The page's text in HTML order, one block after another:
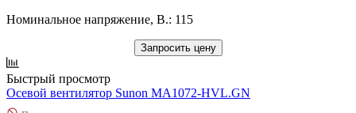
Номинальное напряжение, В.: 115
Запросить цену
Быстрый просмотр
Осевой вентилятор Sunon MA1072-HVL.GN